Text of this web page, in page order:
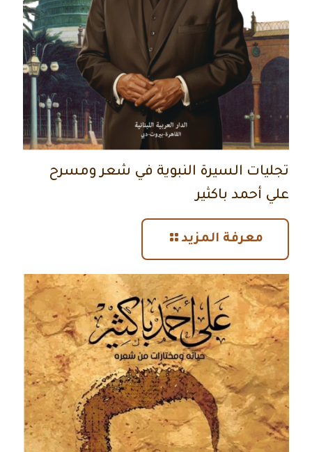
تجليات السيرة النبوية في شعر ومسرح
علي أحمد باكثير
معرفة المزيد